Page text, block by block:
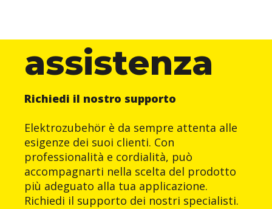
assistenza
Richiedi il nostro supporto
Elektrozubehör è da sempre attenta alle
esigenze dei suoi clienti. Con
professionalità e cordialità, può
accompagnarti nella scelta del prodotto
più adeguato alla tua applicazione.
Richiedi il supporto dei nostri specialisti.